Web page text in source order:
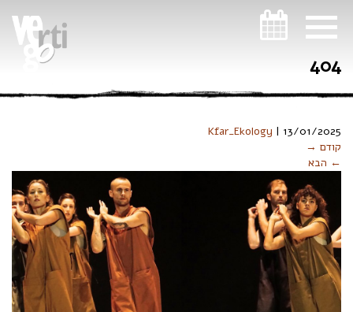
404
Kfar_Ekology | 13/01/2025
קודם →
← הבא